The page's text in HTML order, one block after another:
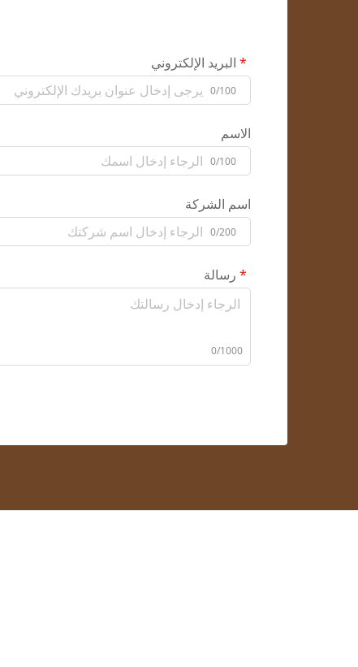
البريد الإلكتروني
0/100
الاسم
0/100
اسم الشركة
0/200
رسالة
0/1000